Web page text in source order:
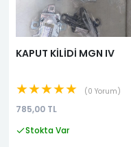
KAPUT KİLİDİ MGN IV
★★★★★ 0 Yorum
785,00 TL
Stokta Var